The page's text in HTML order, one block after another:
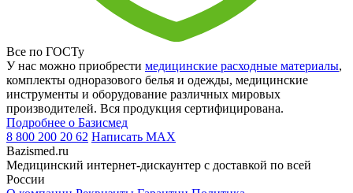
Все по ГОСТу
У нас можно приобрести медицинские расходные материалы,
комплекты одноразового белья и одежды, медицинские
инструменты и оборудование различных мировых
производителей. Вся продукция сертифицирована.
Подробнее о Базисмед
8 800 200 20 62 Написать MAX
Bazismed.ru
Медицинский интернет-дискаунтер с доставкой по всей
России